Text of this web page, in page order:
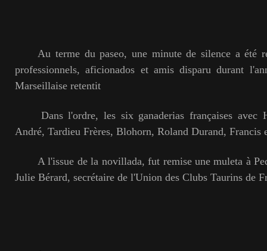
Au terme du paseo, une minute de silence a été
professionnels, aficionados et amis disparu durant
Marseillaise retentit
Dans l'ordre, les six ganaderias françaises avec
André, Tardieu Frères, Blohorn, Roland Durand, Francis
A l'issue de la novillada, fut remise une muleta à
Julie Bérard, secrétaire de l'Union des Clubs Taurins de